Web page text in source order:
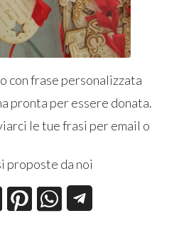
con frase personalizzata
pronta per essere donata.
le tue frasi per email o
proposte da noi